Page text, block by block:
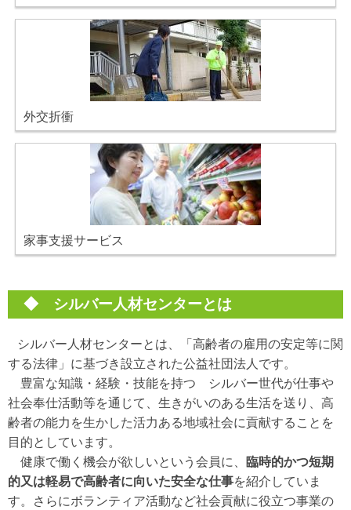
外交折衝
家事支援サービス
◆ シルバー人材センターとは
シルバー人材センターとは、「高齢者の雇用の安定等に関
する法律」に基づき設立された公益社団法人です。
豊富な知識・経験・技能を持つ シルバー世代が仕事や
社会奉仕活動等を通じて、生きがいのある生活を送り、高
齢者の能力を生かした活力ある地域社会に貢献することを
目的としています。
健康で働く機会が欲しいという会員に、
臨時的かつ短期
的又は軽易で高齢者に向いた安全な仕事を紹介していま
す。さらにボランティア活動など社会貢献に役立つ事業の